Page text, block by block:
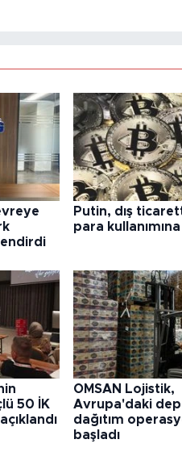
Putin, dış
para
50 İK
OMSAN Lojistik,
Avrupa'daki
dağıtım
başladı